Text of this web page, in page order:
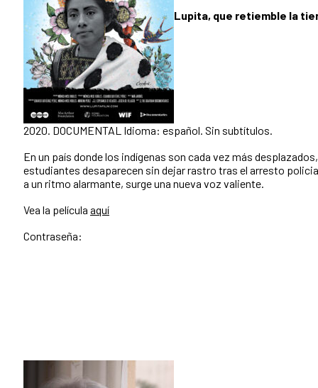
Lupita, que retiemble la
2020. DOCUMENTAL Idioma: español. Sin subtítulos.
En un país donde los indígenas son cada vez más
estudiantes desaparecen sin dejar rastro tras el arresto
a un ritmo alarmante, surge una nueva voz valiente.
Vea la película aquí
Contraseña: